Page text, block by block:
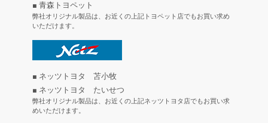
■ 青森トヨペット
弊社オリジナル製品は、お近くの上記トヨペット店でもお買い求め
いただけます。
■ ネッツトヨタ 苫小牧
■ ネッツトヨタ たいせつ
弊社オリジナル製品は、お近くの上記ネッツトヨタ店でもお買い求
めいただけます。